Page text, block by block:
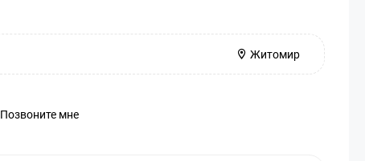
Житомир
Позвоните мне